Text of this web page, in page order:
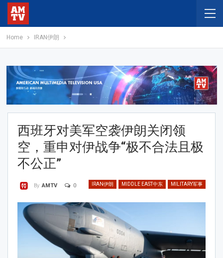
Home IRAN伊朗
西班牙对美军空袭伊朗关闭领
空，重申对伊战争“极不合法且极
不公正”
IRAN伊朗 MIDDLE EAST中东 MILITARY军事
By AMTV 0